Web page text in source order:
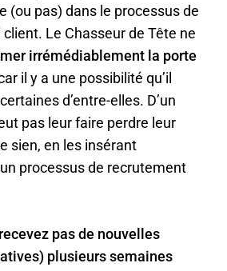
(ou pas) dans le processus de
Le Chasseur de Tête ne
irrémédiablement la porte
il y a une possibilité qu’il
d’entre-elles. D’un
pas leur faire perdre leur
sien, en les insérant
processus de recrutement
pas de nouvelles
plusieurs semaines